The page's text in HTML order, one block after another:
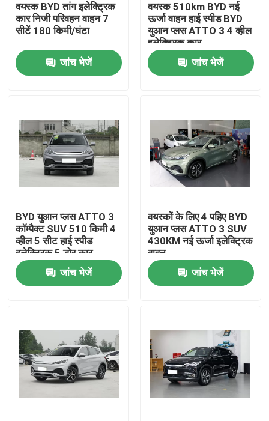
होम
वीडियो
हमारे बारे में
फैक्टरी यात्रा
गुणवत्ता नियंत्रण
समाचार
सभी मामलों
वयस्क BYD तांग इलेक्ट्रिक
कार निजी परिवहन वाहन 7
सीटें 180 किमी/घंटा
जांच भेजें
वयस्क 510km BYD नई
ऊर्जा वाहन हाई स्पीड BYD
युआन प्लस ATTO 3 4 व्हील
इलेक्ट्रिक कार
जांच भेजें
BYD युआन प्लस ATTO 3
कॉम्पैक्ट SUV 510 किमी 4
व्हील 5 सीट हाई स्पीड
इलेक्ट्रिक 5 डोर कार
जांच भेजें
वयस्कों के लिए 4 पहिए BYD
युआन प्लस ATTO 3 SUV
430KM नई ऊर्जा इलेक्ट्रिक
वाहन
जांच भेजें